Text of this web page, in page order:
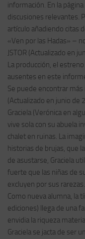
información. En la
discusiones relevantes.
artículo añadiendo citas
«Ven por las Hadas» –
JSTOR (Actualizado en
La producción, el
ausentes en este
Se puede encontrar más
(Actualizado en junio de
Graciela (Verónica en
vive sola con su abuela
chalet en ruinas. La
historias de brujas, que
de asustarse, Graciela
fuerte que las niñas de
excluyen por sus rarezas.
Como nueva alumna, la
ediciones) llega de una
envidia la riqueza
Graciela se jacta de ser